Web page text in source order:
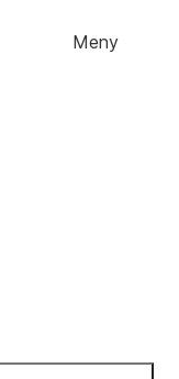
Meny